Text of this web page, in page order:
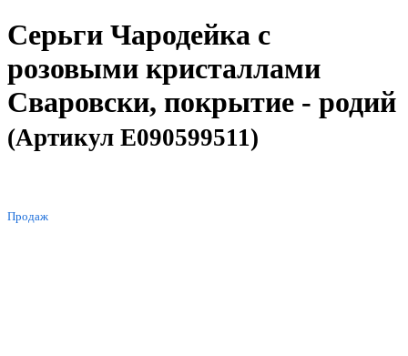
Серьги Чародейка с
розовыми кристаллами
Сваровски, покрытие - родий
(Артикул E090599511)
Продаж